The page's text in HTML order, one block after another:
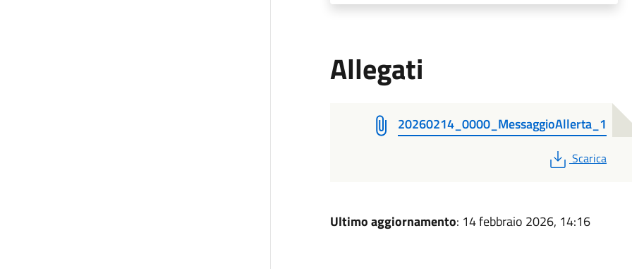
Allegati
20260214_0000_MessaggioAllerta_1
PDF
Scarica
Ultimo aggiornamento: 14 febbraio 2026, 14:16